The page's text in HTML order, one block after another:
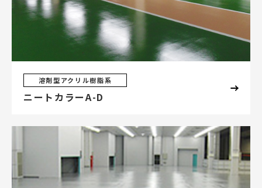
溶剤型アクリル樹脂系
ニートカラーA-D